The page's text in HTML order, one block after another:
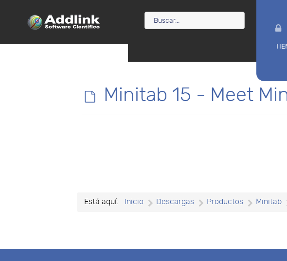
d
Minitab 15 - Meet
Está aquí: Inicio Descargas Productos Minitab